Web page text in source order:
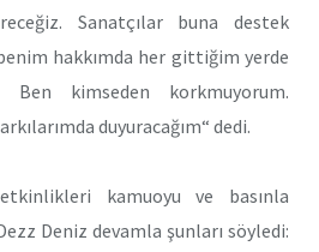
Sanatçılar buna destek
hakkımda her gittiğim yerde
kimseden korkmuyorum.
duyuracağım“ dedi.
kamuoyu ve basınla
Deniz devamla şunları söyledi: